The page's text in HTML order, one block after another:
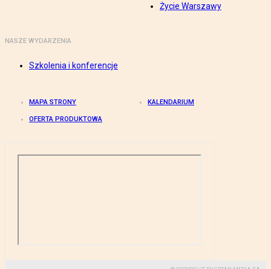
Życie Warszawy
NASZE WYDARZENIA
Szkolenia i konferencje
MAPA STRONY KALENDARIUM
OFERTA PRODUKTOWA